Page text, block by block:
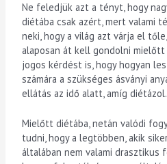
Ne feledjük azt a tényt, hogy
diétába csak azért, mert valami
neki, hogy a világ azt várja el
alaposan át kell gondolni
jogos kérdést is, hogy hogyan
számára a szükséges ásványi
ellátás az idő alatt, amíg diétázol.
Mielőtt diétába, netán valódi
tudni, hogy a legtöbben, akik
általában nem valami drasztikus